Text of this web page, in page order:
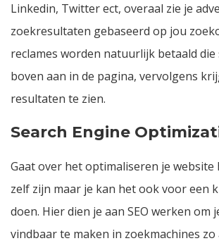
Linkedin, Twitter ect, overaal zie je
zoekresultaten gebaseerd op jou
reclames worden natuurlijk betaald die
boven aan in de pagina, vervolgens
resultaten te zien.
Search Engine
Gaat over het optimaliseren je website
zelf zijn maar je kan het ook voor een
doen. Hier dien je aan SEO werken om
vindbaar te maken in zoekmachines